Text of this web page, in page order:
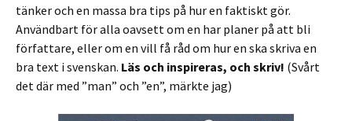
tänker och en massa bra tips på hur en faktiskt gör.
Användbart för alla oavsett om en har planer på att bli
författare, eller om en vill få råd om hur en ska skriva en
bra text i svenskan. Läs och inspireras, och skriv! (Svårt
det där med ”man” och ”en”, märkte jag)